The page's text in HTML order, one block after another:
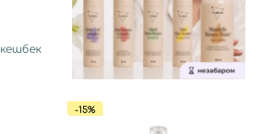
кешбек
-15%